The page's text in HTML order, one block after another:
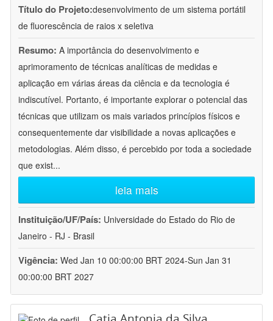
Título do Projeto:desenvolvimento de um sistema portátil
de fluorescência de raios x seletiva
Resumo: A importância do desenvolvimento e
aprimoramento de técnicas analíticas de medidas e
aplicação em várias áreas da ciência e da tecnologia é
indiscutível. Portanto, é importante explorar o potencial das
técnicas que utilizam os mais variados princípios físicos e
consequentemente dar visibilidade a novas aplicações e
metodologias. Além disso, é percebido por toda a sociedade
que exist...
leia mais
Instituição/UF/País: Universidade do Estado do Rio de
Janeiro - RJ - Brasil
Vigência: Wed Jan 10 00:00:00 BRT 2024-Sun Jan 31
00:00:00 BRT 2027